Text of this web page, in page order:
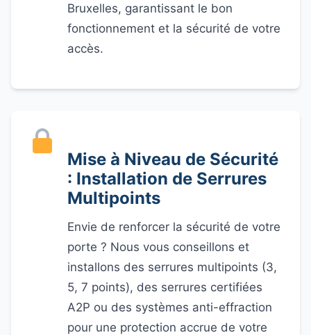
Bruxelles, garantissant le bon
fonctionnement et la sécurité de votre
accès.
Mise à Niveau de Sécurité
: Installation de Serrures
Multipoints
Envie de renforcer la sécurité de votre
porte ? Nous vous conseillons et
installons des serrures multipoints (3,
5, 7 points), des serrures certifiées
A2P ou des systèmes anti-effraction
pour une protection accrue de votre